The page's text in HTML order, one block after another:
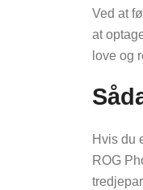
Ved at
at
love og
Hvis du
ROG